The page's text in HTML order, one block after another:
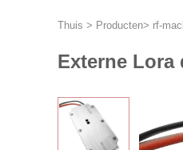
Thuis > Producten> rf-
Externe Lora